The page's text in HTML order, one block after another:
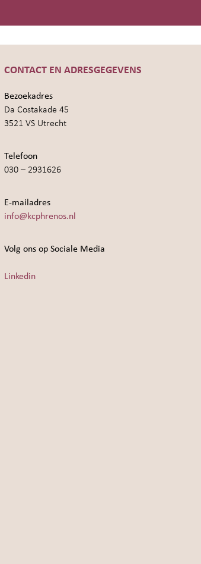
CONTACT EN ADRESGEGEVENS
Bezoekadres
Da Costakade 45
3521 VS Utrecht
Telefoon
030 – 2931626
E-mailadres
info@kcphrenos.nl
Volg ons op Sociale Media
Linkedin